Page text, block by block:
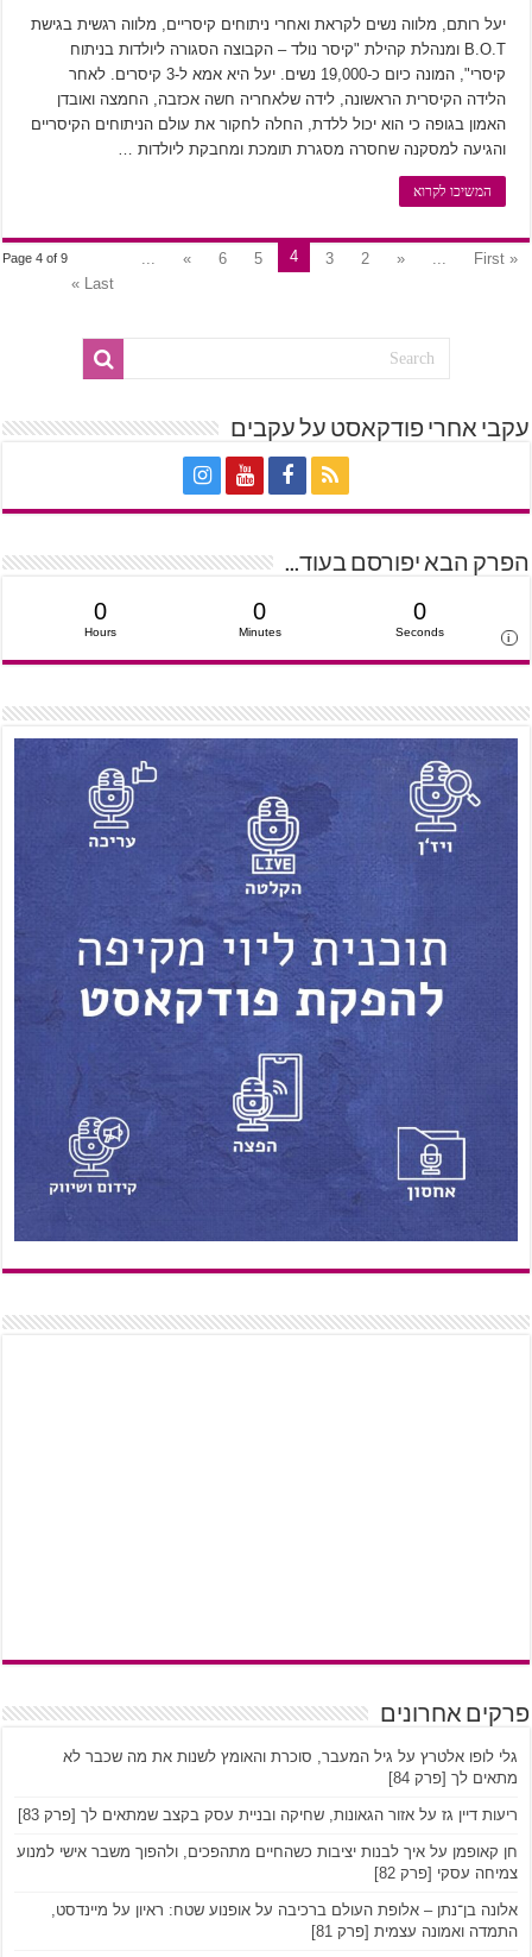
יעל רותם, מלווה נשים לקראת ואחרי ניתוחים קיסריים, מלווה רגשית בגישת
B.O.T ומנהלת קהילת "קיסר נולד – הקבוצה הסגורה ליולדות בניתוח
קיסרי", המונה כיום כ-19,000 נשים. יעל היא אמא ל-3 קיסרים. לאחר
הלידה הקיסרית הראשונה, לידה שלאחריה חשה אכזבה, החמצה ואובדן
האמון בגופה כי הוא יכול ללדת, החלה לחקור את עולם הניתוחים הקיסריים
והגיעה למסקנה שחסרה מסגרת תומכת ומחבקת ליולדות …
המשיכו לקרוא
Page 4 of 9 « First
«
2
3
4
5
6
»
Last »
עקבי אחרי פודקאסט על עקבים
הפרק הבא יפורסם בעוד...
0
Hours
0
Minutes
0
Seconds i
פרקים אחרונים
גלי לופו אלטרץ על גיל המעבר, סוכרת והאומץ לשנות את מה שכבר לא
מתאים לך [פרק 84]
ריעות דיין גז על אזור הגאונות, שחיקה ובניית עסק בקצב שמתאים לך [פרק 83]
חן קאופמן על איך לבנות יציבות כשהחיים מתהפכים, ולהפוך משבר אישי למנוע
צמיחה עסקי [פרק 82]
אלונה בן־נתן – אלופת העולם ברכיבה על אופנוע שטח: ראיון על מיינדסט,
התמדה ואמונה עצמית [פרק 81]